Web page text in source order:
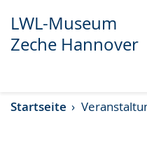
Transkript anzeigen
Abspielen
Pausieren
LWL-Museum
Zeche Hannover
Startseite